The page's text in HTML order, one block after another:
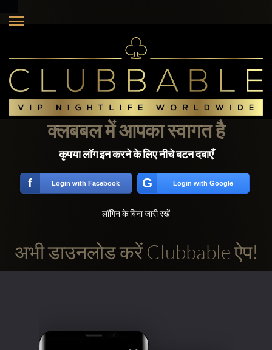
क्लबबल में आपका स्वागत है
कृपया लॉग इन करने के लिए नीचे बटन दबाएँ
f Login with Facebook G Login with Google
लॉगिन के बिना जारी रखें
अभी डाउनलोड करें Clubbable ऐप!